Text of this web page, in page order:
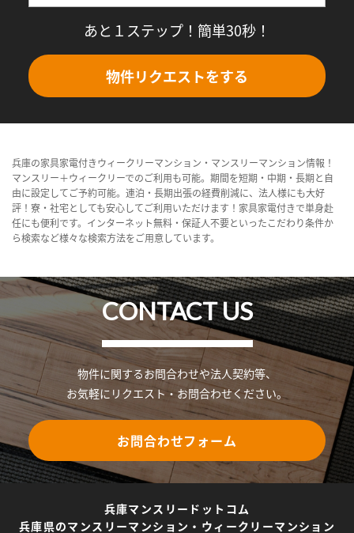
あと１ステップ！簡単30秒！
物件リクエストをする
兵庫の家具家電付きウィークリーマンション・マンスリーマンション情報！
マンスリー＋ウィークリーでのご利用も可能。期間を短期・中期・長期と自
由に設定してご予約可能。連泊・長期出張の経費削減に、法人様にも大好
評！寮・社宅としても安心してご利用いただけます！家具家電付きで単身赴
任にも便利です。インターネット無料・保証人不要といったこだわり条件か
ら検索など様々な検索方法をご用意しています。
CONTACT US
物件に関するお問合わせや法人契約等、
お気軽にリクエスト・お問合わせください。
お問合わせフォーム
兵庫マンスリードットコム
兵庫県のマンスリーマンション・ウィークリーマンション